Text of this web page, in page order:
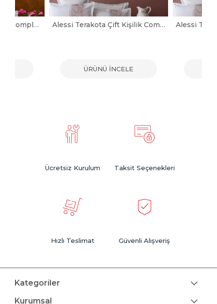
Leros İndigo Çift Kişilik Complete Set Alessi Terakota Çift Kişilik Complete Set
ÜRÜNÜ İNCELE
Ücretsiz Kurulum Taksit Seçenekleri
Hızlı Teslimat Güvenli Alışveriş
Kategoriler
Kurumsal